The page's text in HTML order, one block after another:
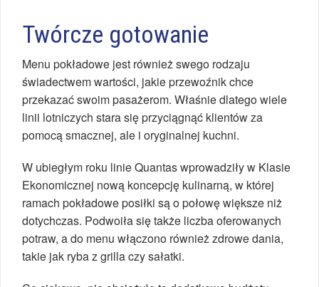
Twórcze gotowanie
Menu pokładowe jest również swego rodzaju
świadectwem wartości, jakie przewoźnik chce
przekazać swoim pasażerom. Właśnie dlatego wiele
linii lotniczych stara się przyciągnąć klientów za
pomocą smacznej, ale i oryginalnej kuchni.
W ubiegłym roku linie Quantas wprowadziły w Klasie
Ekonomicznej nową koncepcję kulinarną, w której
ramach pokładowe posiłki są o połowę większe niż
dotychczas. Podwoiła się także liczba oferowanych
potraw, a do menu włączono również zdrowe dania,
takie jak ryba z grilla czy sałatki.